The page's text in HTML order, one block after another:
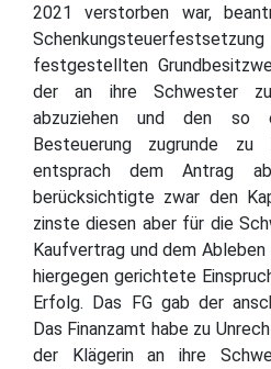
2021 verstorben war,
festgestellten
der an ihre Schwester
abzuziehen und den so
Besteuerung zugrunde zu
entsprach dem Antrag
berücksichtigte zwar den
zinste diesen aber für die
Kaufvertrag und dem
hiergegen gerichtete
Erfolg. Das FG gab der
Das Finanzamt habe zu
der Klägerin an ihre